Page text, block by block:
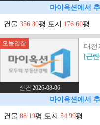
마이옥션에서
건물 356.80평 토지 176.60평
오늘입찰
신건 2026-08-06
대전
[근
마이옥션에서
건물 88.19평 토지 54.99평